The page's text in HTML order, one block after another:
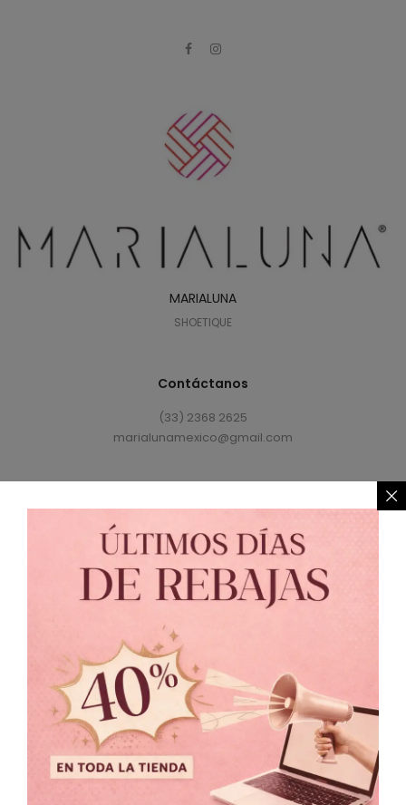
MARIALUNA
SHOETIQUE
Contáctanos
(33) 2368 2625
marialunamexico@gmail.com
Política de Privacidad // Política de Cambio
© 2021 MARIALUNA